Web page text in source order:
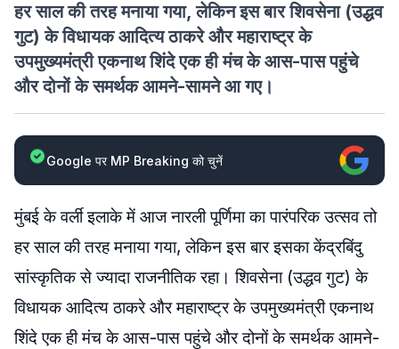
हर साल की तरह मनाया गया, लेकिन इस बार शिवसेना (उद्धव
गुट) के विधायक आदित्य ठाकरे और महाराष्ट्र के
उपमुख्यमंत्री एकनाथ शिंदे एक ही मंच के आस-पास पहुंचे
और दोनों के समर्थक आमने-सामने आ गए।
Google पर MP Breaking को चुनें
मुंबई के वर्ली इलाके में आज नारली पूर्णिमा का पारंपरिक उत्सव तो
हर साल की तरह मनाया गया, लेकिन इस बार इसका केंद्रबिंदु
सांस्कृतिक से ज्यादा राजनीतिक रहा। शिवसेना (उद्धव गुट) के
विधायक आदित्य ठाकरे और महाराष्ट्र के उपमुख्यमंत्री एकनाथ
शिंदे एक ही मंच के आस-पास पहुंचे और दोनों के समर्थक आमने-